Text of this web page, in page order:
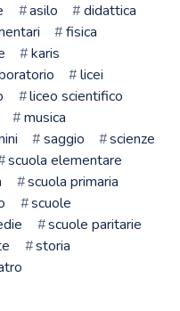
asilo
didattica
fisica
karis
licei
liceo scientifico
musica
saggio
scienze
scuola elementare
scuola primaria
scuole
scuole paritarie
storia